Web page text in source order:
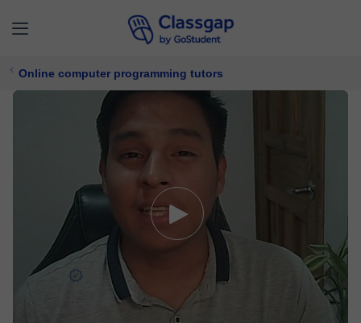
Online computer programming tutors
Andres
163 lessons
Computer Programming